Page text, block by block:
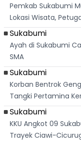
Pemkab Sukabumi
Lokasi Wisata,
Sukabumi
Ayah di Sukabumi
SMA
Sukabumi
Korban Bentrok
Tangki Pertamina
Sukabumi
KKU Angkot 09
Trayek Ciawi-